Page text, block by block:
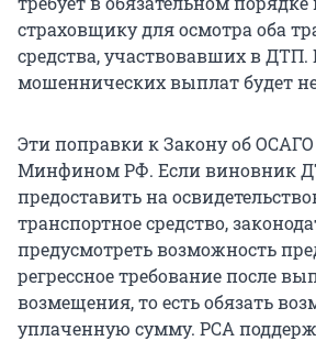
страховщику для осмотра оба
средства, участвовавших в ДТП.
мошеннических выплат будет
Эти поправки к Закону об
Минфином РФ. Если виновник
предоставить на
транспортное средство,
предусмотреть возможность
регрессное требование после
возмещения, то есть обязать
уплаченную сумму. РСА